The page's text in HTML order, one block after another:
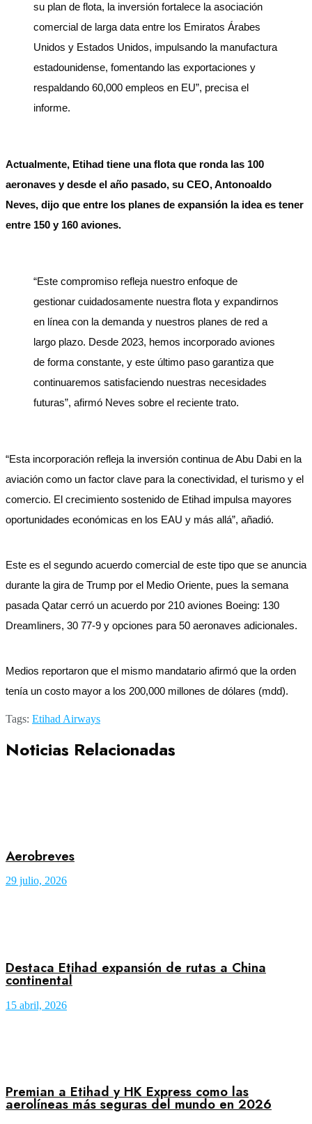
su plan de flota, la inversión fortalece la asociación
comercial de larga data entre los Emiratos Árabes
Unidos y Estados Unidos, impulsando la manufactura
estadounidense, fomentando las exportaciones y
respaldando 60,000 empleos en EU”, precisa el
informe.
Actualmente, Etihad tiene una flota que ronda las 100
aeronaves y desde el año pasado, su CEO, Antonoaldo
Neves, dijo que entre los planes de expansión la idea es tener
entre 150 y 160 aviones.
“Este compromiso refleja nuestro enfoque de
gestionar cuidadosamente nuestra flota y expandirnos
en línea con la demanda y nuestros planes de red a
largo plazo. Desde 2023, hemos incorporado aviones
de forma constante, y este último paso garantiza que
continuaremos satisfaciendo nuestras necesidades
futuras”, afirmó Neves sobre el reciente trato.
“Esta incorporación refleja la inversión continua de Abu Dabi en la
aviación como un factor clave para la conectividad, el turismo y el
comercio. El crecimiento sostenido de Etihad impulsa mayores
oportunidades económicas en los EAU y más allá”, añadió.
Este es el segundo acuerdo comercial de este tipo que se anuncia
durante la gira de Trump por el Medio Oriente, pues la semana
pasada Qatar cerró un acuerdo por 210 aviones Boeing: 130
Dreamliners, 30 77-9 y opciones para 50 aeronaves adicionales.
Medios reportaron que el mismo mandatario afirmó que la orden
tenía un costo mayor a los 200,000 millones de dólares (mdd).
Tags: Etihad Airways
Noticias Relacionadas
Aerobreves
29 julio, 2026
Destaca Etihad expansión de rutas a China
continental
15 abril, 2026
Premian a Etihad y HK Express como las
aerolíneas más seguras del mundo en 2026